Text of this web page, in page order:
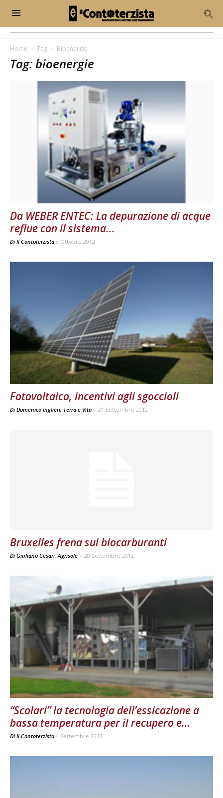
Home Tag Bioenergie
Tag: bioenergie
Da WEBER ENTEC: La depurazione di acque
reflue con il sistema...
Di Il Contoterzista 3 Ottobre 2012
Fotovoltaico, incentivi agli sgoccioli
Di Domenico Inglieri, Terra e Vita - 21 Settembre 2012
Bruxelles frena sui biocarburanti
Di Giuliano Cesari, Agrisole - 20 Settembre 2012
“Scolari” la tecnologia dell’essicazione a
bassa temperatura per il recupero e...
Di Il Contoterzista 4 Settembre 2012